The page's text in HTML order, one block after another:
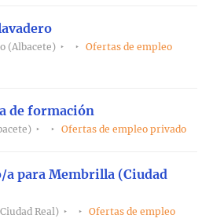
(Albacete)
Ofertas de empleo
de formación
Ofertas de empleo privado
a para Membrilla (Ciudad
Real)
Ofertas de empleo